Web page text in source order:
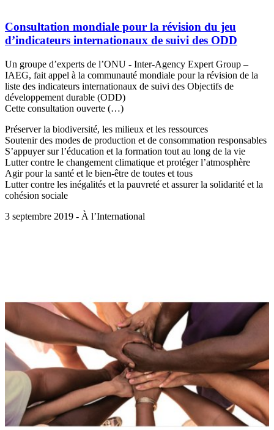
Consultation mondiale pour la révision du jeu
d’indicateurs internationaux de suivi des ODD
Un groupe d’experts de l’ONU - Inter-Agency Expert Group –
IAEG, fait appel à la communauté mondiale pour la révision de la
liste des indicateurs internationaux de suivi des Objectifs de
développement durable (ODD)
Cette consultation ouverte (…)
Préserver la biodiversité, les milieux et les ressources
Soutenir des modes de production et de consommation responsables
S’appuyer sur l’éducation et la formation tout au long de la vie
Lutter contre le changement climatique et protéger l’atmosphère
Agir pour la santé et le bien-être de toutes et tous
Lutter contre les inégalités et la pauvreté et assurer la solidarité et la
cohésion sociale
3 septembre 2019 - À l’International